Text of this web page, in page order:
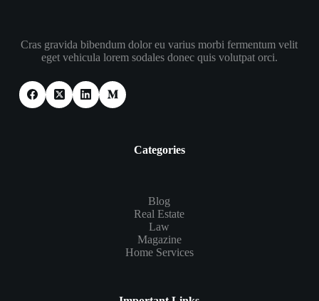
Cras gravida bibendum dolor eu varius morbi fermentum velit
eget vehicula lorem sodales donec quis volutpat orci.
Categories
Blog
Real Estate
Law
Magazine
Home Services